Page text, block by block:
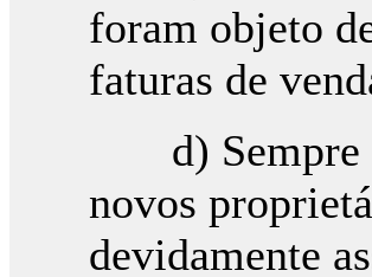
foram objeto
faturas de
d) Sempre
novos
devidamente